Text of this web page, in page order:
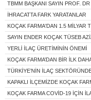
TBMM BAŞKANI SAYIN PROF. DR
İHRACATTA FARK YARATANLAR
KOÇAK FARMA'DAN 1.5 MİLYAR
SAYIN ENDER KOÇAK TÜSEB
YERLİ İLAÇ ÜRETİMİNİN ÖNEMİ
KOÇAK FARMA’DAN BİR İLK
TÜRKİYE’NİN İLAÇ
KAPAKLI İLÇEMİZDE KOÇAK
KOÇAK FARMA COVİD-19 İÇİN